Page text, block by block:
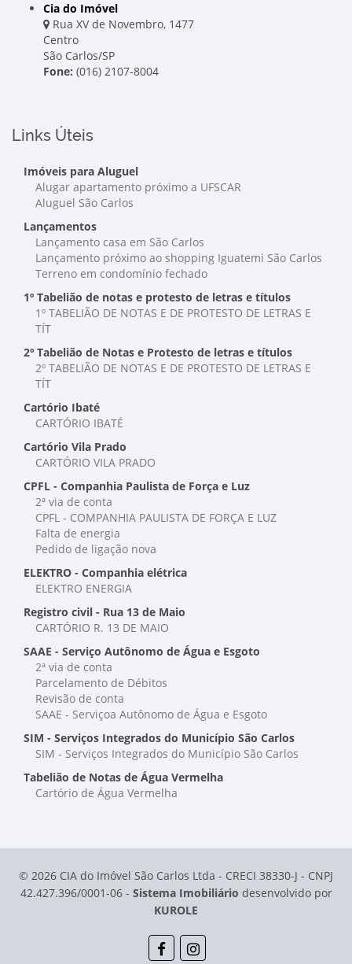
Cia do Imóvel
Rua XV de Novembro, 1477
Centro
São Carlos/SP
Fone: (016) 2107-8004
Links Úteis
Imóveis para Aluguel
Alugar apartamento próximo a UFSCAR
Aluguel São Carlos
Lançamentos
Lançamento casa em São Carlos
Lançamento próximo ao shopping Iguatemi São Carlos
Terreno em condomínio fechado
1º Tabelião de notas e protesto de letras e títulos
1º TABELIÃO DE NOTAS E DE PROTESTO DE LETRAS E
TÍT
2º Tabelião de Notas e Protesto de letras e títulos
2º TABELIÃO DE NOTAS E DE PROTESTO DE LETRAS E
TÍT
Cartório Ibaté
CARTÓRIO IBATÉ
Cartório Vila Prado
CARTÓRIO VILA PRADO
CPFL - Companhia Paulista de Força e Luz
2ª via de conta
CPFL - COMPANHIA PAULISTA DE FORÇA E LUZ
Falta de energia
Pedido de ligação nova
ELEKTRO - Companhia elétrica
ELEKTRO ENERGIA
Registro civil - Rua 13 de Maio
CARTÓRIO R. 13 DE MAIO
SAAE - Serviço Autônomo de Água e Esgoto
2ª via de conta
Parcelamento de Débitos
Revisão de conta
SAAE - Serviçoa Autônomo de Água e Esgoto
SIM - Serviços Integrados do Município São Carlos
SIM - Serviços Integrados do Município São Carlos
Tabelião de Notas de Água Vermelha
Cartório de Água Vermelha
© 2026 CIA do Imóvel São Carlos Ltda - CRECI 38330-J - CNPJ
42.427.396/0001-06 - Sistema Imobiliário desenvolvido por
KUROLE